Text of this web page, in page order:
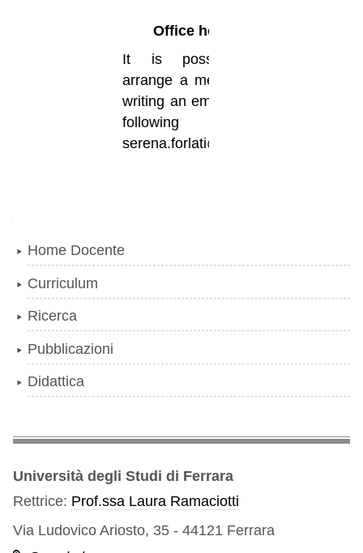
Office hours
It is possible to
arrange a meeting by
writing an email at the
following address:
serena.forlati@unife.it.
Home Docente
Curriculum
Ricerca
Pubblicazioni
Didattica
Università degli Studi di Ferrara
Rettrice: Prof.ssa Laura Ramaciotti
Via Ludovico Ariosto, 35 - 44121 Ferrara